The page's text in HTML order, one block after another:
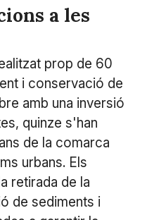
a les
prop de 60
i conservació de
amb una inversió
quinze s'han
de la comarca
urbans. Els
retirada de la
de sediments i